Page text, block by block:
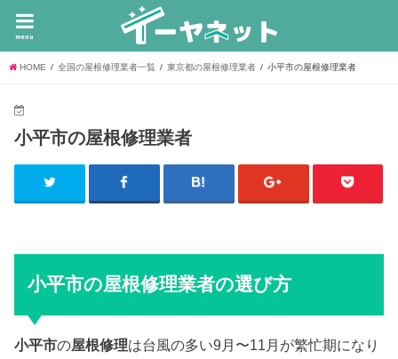
menu
HOME 全国の屋根修理業者一覧 東京都の屋根修理業者 小平市の屋根修理業者
小平市の屋根修理業者
小平市の屋根修理業者の選び方
小平市の屋根修理は台風の多い9月〜11月が繁忙期になり